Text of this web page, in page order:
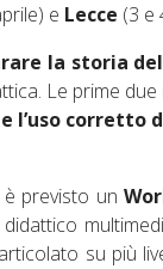
e Lecce (3 e
la storia
Le prime
l’uso corretto
è previsto un
su più